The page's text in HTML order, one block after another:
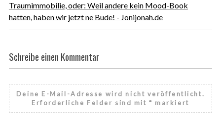
Traumimmobilie, oder: Weil andere kein Mood-Book
hatten, haben wir jetzt ne Bude! - Jonijonah.de
Schreibe einen Kommentar
Deine E-Mail-Adresse wird nicht veröffentlicht.
Erforderliche Felder sind mit* markiert